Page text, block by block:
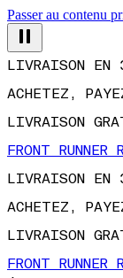
Passer au contenu
ACHETEZ,
LIVRAISON
FRONT
LIVRAISON EN
ACHETEZ,
LIVRAISON
FRONT